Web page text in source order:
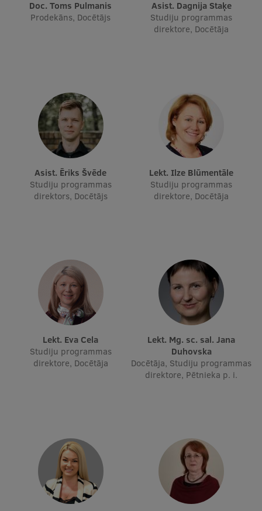
Doc. Toms Pulmanis
Prodekāns, Docētājs
Asist. Dagnija Staķe
Studiju programmas
direktore, Docētāja
Asist. Ēriks Švēde
Studiju programmas
direktors, Docētājs
Lekt. Ilze Blūmentāle
Studiju programmas
direktore, Docētāja
Lekt. Eva Cela
Studiju programmas
direktore, Docētāja
Lekt. Mg. sc. sal. Jana
Duhovska
Docētāja, Studiju programmas
direktore, Pētnieka p. i.